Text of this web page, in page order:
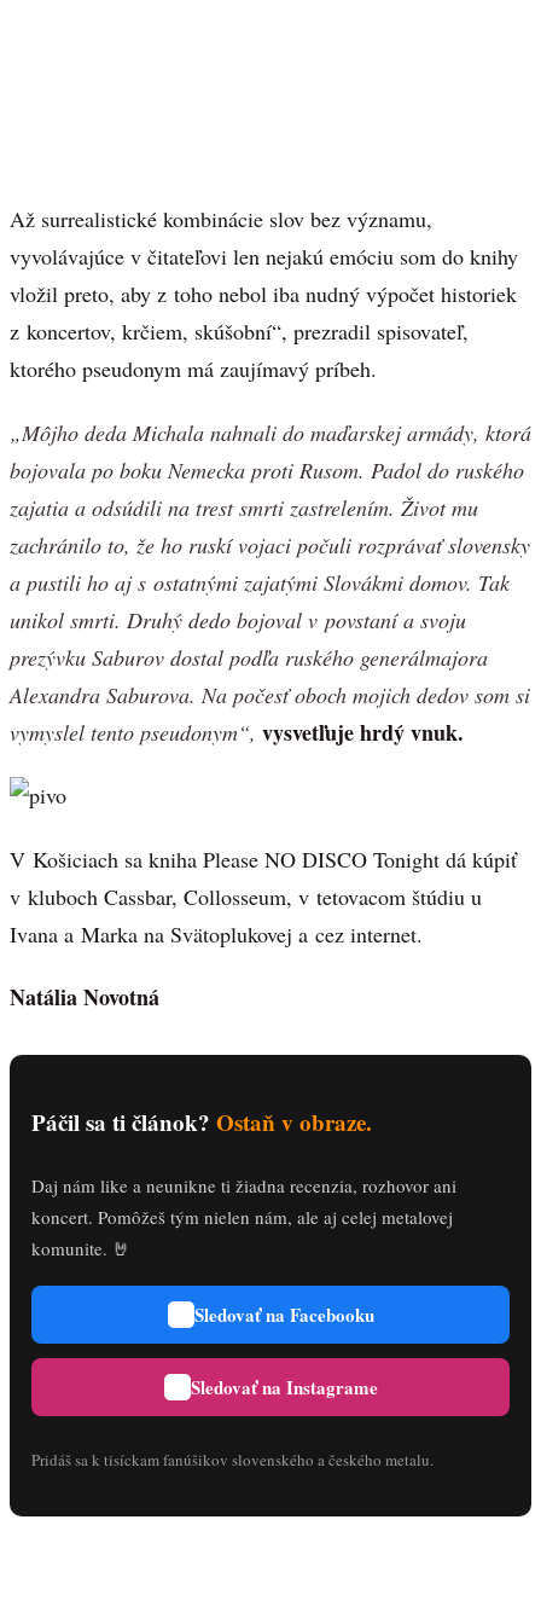
Až surrealistické kombinácie slov bez významu,
vyvolávajúce v čitateľovi len nejakú emóciu som do knihy
vložil preto, aby z toho nebol iba nudný výpočet historiek
z koncertov, krčiem, skúšobní“, prezradil spisovateľ,
ktorého pseudonym má zaujímavý príbeh.
„Môjho deda Michala nahnali do maďarskej armády, ktorá
bojovala po boku Nemecka proti Rusom. Padol do ruského
zajatia a odsúdili na trest smrti zastrelením. Život mu
zachránilo to, že ho ruskí vojaci počuli rozprávať slovensky
a pustili ho aj s ostatnými zajatými Slovákmi domov. Tak
unikol smrti. Druhý dedo bojoval v povstaní a svoju
prezývku Saburov dostal podľa ruského generálmajora
Alexandra Saburova. Na počesť oboch mojich dedov som si
vymyslel tento pseudonym“, vysvetľuje hrdý vnuk.
V Košiciach sa kniha Please NO DISCO Tonight dá kúpiť
v kluboch Cassbar, Collosseum, v tetovacom štúdiu u
Ivana a Marka na Svätoplukovej a cez internet.
Natália Novotná
Páčil sa ti článok? Ostaň v obraze.
Daj nám like a neunikne ti žiadna recenzia, rozhovor ani
koncert. Pomôžeš tým nielen nám, ale aj celej metalovej
komunite. 🤘
Sledovať na Facebooku
Sledovať na Instagrame
Pridáš sa k tisíckam fanúšikov slovenského a českého metalu.